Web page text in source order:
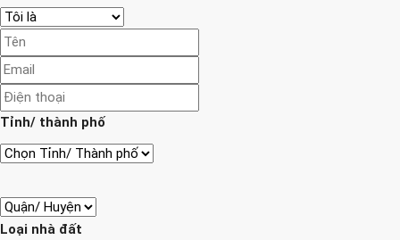
Tỉnh/ thành phố
Loại nhà đất